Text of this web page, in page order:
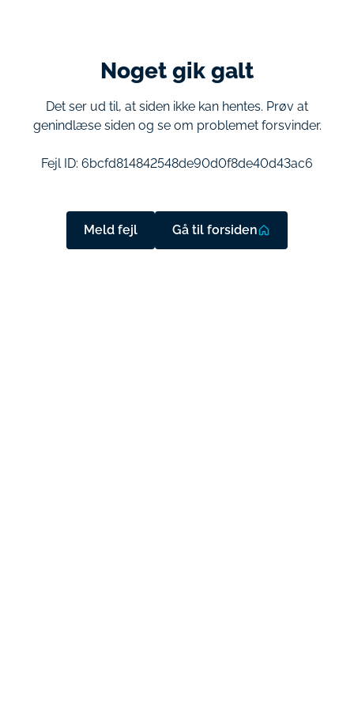
Noget gik galt
Det ser ud til, at siden ikke kan hentes. Prøv at
genindlæse siden og se om problemet forsvinder.
Fejl ID: 6bcfd814842548de90d0f8de40d43ac6
Meld fejl Gå til forsiden